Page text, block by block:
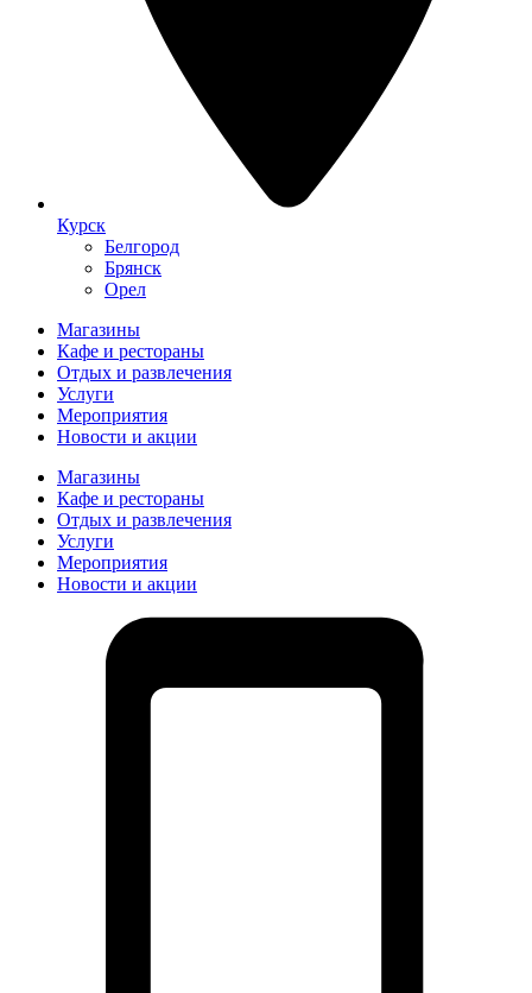
Курск
Белгород
Брянск
Орел
Магазины
Кафе и рестораны
Отдых и развлечения
Услуги
Мероприятия
Новости и акции
Магазины
Кафе и рестораны
Отдых и развлечения
Услуги
Мероприятия
Новости и акции